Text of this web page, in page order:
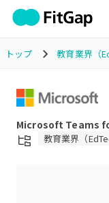
トップ 教育業界（
Microsoft Teams
教育業界（